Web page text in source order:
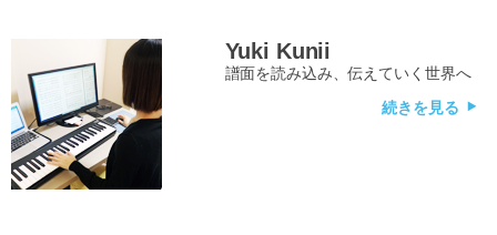
Yuki Kunii
譜面を読み込み、伝えていく世界へ
続きを見る